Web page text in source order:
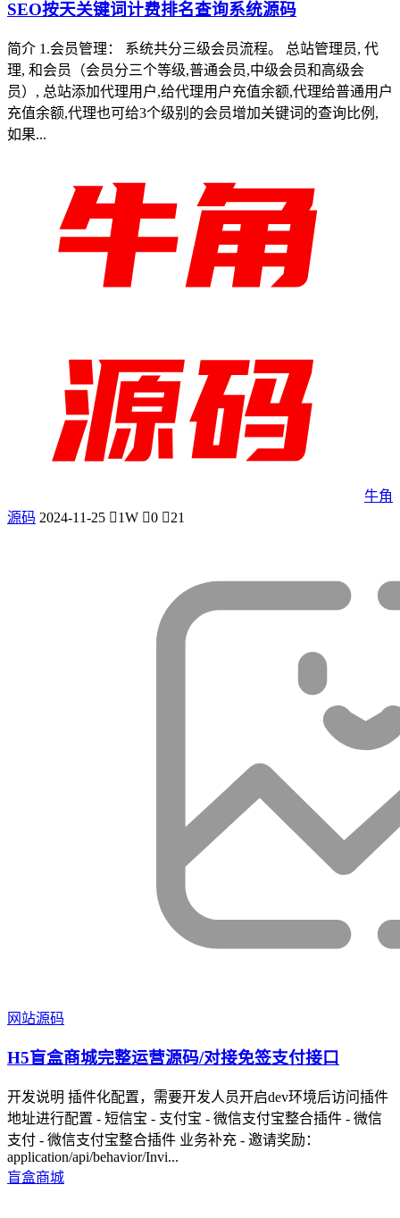
SEO按天关键词计费排名查询系统源码
简介 1.会员管理： 系统共分三级会员流程。 总站管理员, 代
理, 和会员（会员分三个等级,普通会员,中级会员和高级会
员）, 总站添加代理用户,给代理用户充值余额,代理给普通用户
充值余额,代理也可给3个级别的会员增加关键词的查询比例,
如果...
牛角
源码 2024-11-25 1W 0 21
网站源码
H5盲盒商城完整运营源码/对接免签支付接口
开发说明 插件化配置，需要开发人员开启dev环境后访问插件
地址进行配置 - 短信宝 - 支付宝 - 微信支付宝整合插件 - 微信
支付 - 微信支付宝整合插件 业务补充 - 邀请奖励：
application/api/behavior/Invi...
盲盒商城